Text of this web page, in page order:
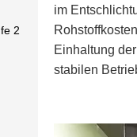
2
im
Einhaltung
stabilen